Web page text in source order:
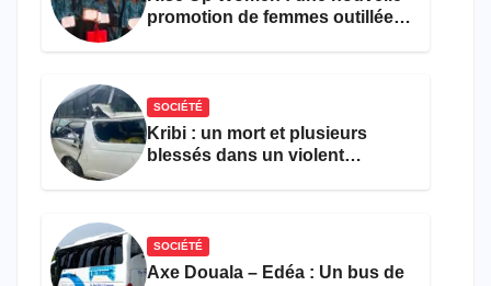
promotion de femmes outillées
SOCIÉTÉ
Kribi : un mort et plusieurs
blessés dans un violent
SOCIÉTÉ
Axe Douala – Edéa : Un bus de